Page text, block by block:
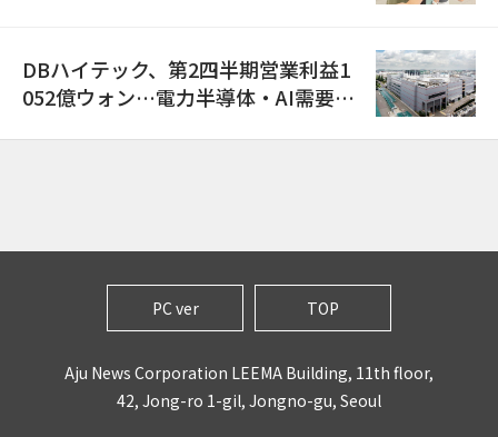
DBハイテック、第2四半期営業利益1
052億ウォン…電力半導体・AI需要増
PC ver TOP
Aju News Corporation LEEMA Building, 11th floor,
42, Jong-ro 1-gil, Jongno-gu, Seoul